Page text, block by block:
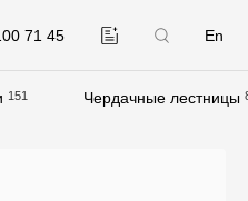
71 45 En
151 Чердачные лестницы